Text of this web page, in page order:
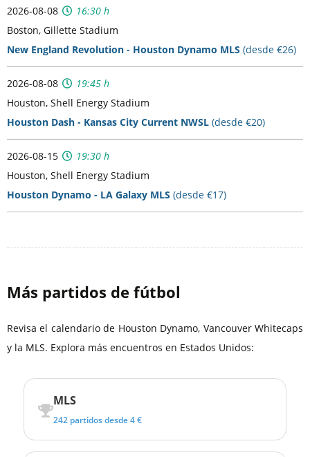
2026-08-08
16:30 h
Boston, Gillette Stadium
New England Revolution - Houston Dynamo MLS (desde €26)
2026-08-08
19:45 h
Houston, Shell Energy Stadium
Houston Dash - Kansas City Current NWSL (desde €20)
2026-08-15
19:30 h
Houston, Shell Energy Stadium
Houston Dynamo - LA Galaxy MLS (desde €17)
Más partidos de fútbol
Revisa el calendario de Houston Dynamo, Vancouver Whitecaps
y la MLS. Explora más encuentros en Estados Unidos:
MLS
242 partidos desde 4 €